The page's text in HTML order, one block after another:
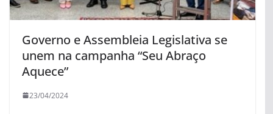
Governo e Assembleia Legislativa se
unem na campanha “Seu Abraço
Aquece”
23/04/2024